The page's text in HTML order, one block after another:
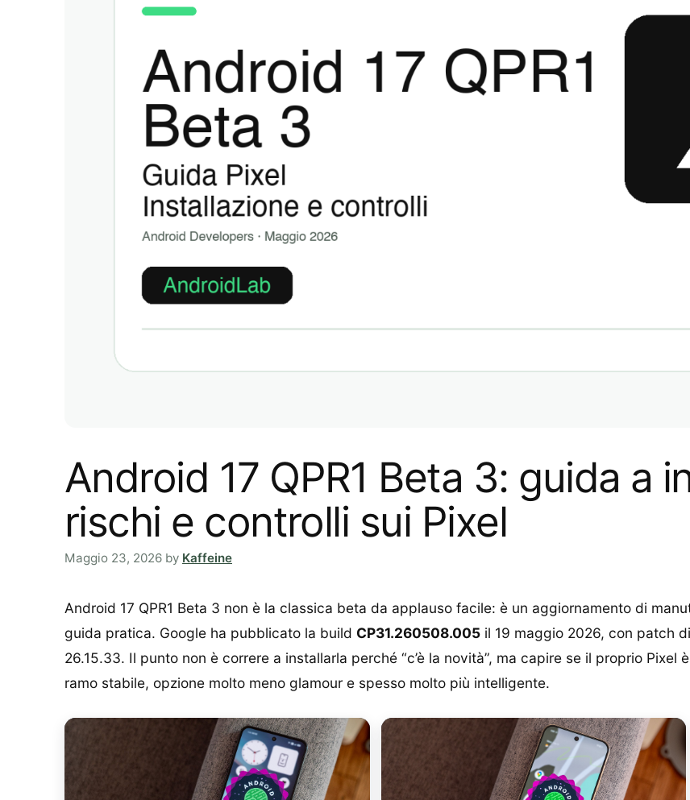
Android 17 QPR1 Beta 3: guida a
rischi e controlli sui Pixel
Maggio 23, 2026 by Kaffeine
Android 17 QPR1 Beta 3 non è la classica beta da applauso facile: è un aggiornamento di
guida pratica. Google ha pubblicato la build CP31.260508.005 il 19 maggio 2026, con patch
26.15.33. Il punto non è correre a installarla perché “c’è la novità”, ma capire se il proprio
ramo stabile, opzione molto meno glamour e spesso molto più intelligente.